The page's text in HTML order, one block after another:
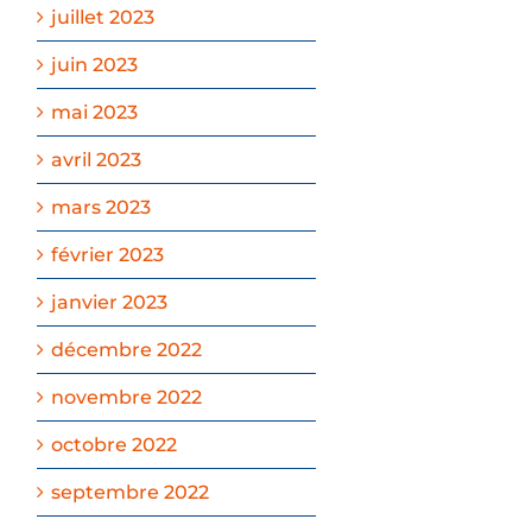
juillet 2023
juin 2023
mai 2023
avril 2023
mars 2023
février 2023
janvier 2023
décembre 2022
novembre 2022
octobre 2022
septembre 2022